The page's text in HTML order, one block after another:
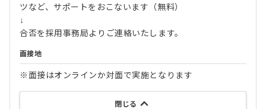
ツなど、サポートをおこないます（無料）
↓
合否を採用事務局よりご連絡いたします。
面接地
※面接はオンラインか対面で実施となります
閉じる